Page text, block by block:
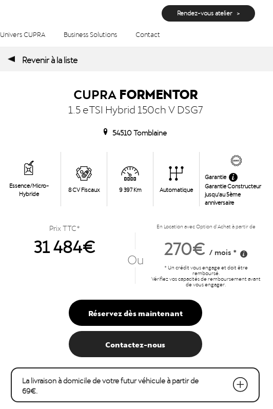
Rendez-vous atelier
Univers CUPRA Business Solutions Contact
Automatique à Tomblaine
Revenir à la liste
CUPRA FORMENTOR
1.5 eTSI Hybrid 150ch V DSG7
54510 Tomblaine
Essence/Micro-
Hybride
8 CV Fiscaux 9 397 Km Automatique
Garantie
Garantie Constructeur
jusqu'au 5ème
anniversaire
Prix TTC*
31 484€
Ou
En Location avec Option d'Achat à partir de
270€ / mois *
* Un crédit vous engage et doit être
remboursé.
Vérifiez vos capacités de remboursement avant
de vous engager.
Réservez dès maintenant
Contactez-nous
La livraison à domicile de votre futur véhicule à partir de
69€.